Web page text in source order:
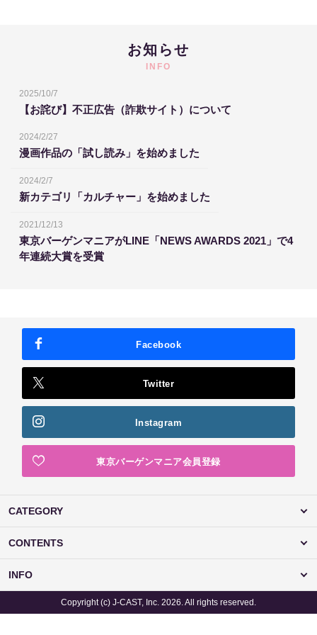
お知らせ
INFO
2025/10/7
【お詫び】不正広告（詐欺サイト）について
2024/2/27
漫画作品の「試し読み」を始めました
2024/2/7
新カテゴリ「カルチャー」を始めました
2021/12/13
東京バーゲンマニアがLINE「NEWS AWARDS 2021」で4
年連続大賞を受賞
Facebook
Twitter
Instagram
東京バーゲンマニア会員登録
CATEGORY
CONTENTS
INFO
Copyright (c) J-CAST, Inc. 2026. All rights reserved.